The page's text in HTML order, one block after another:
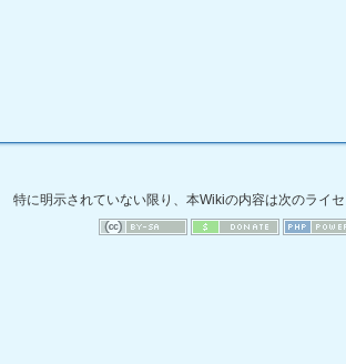
特に明示されていない限り、本Wikiの内容は次のライ